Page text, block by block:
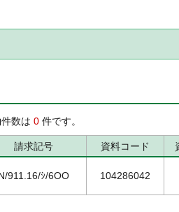
数は 0 件です。
請求記号 資料コード
911.16/ｼ/6OO 104286042